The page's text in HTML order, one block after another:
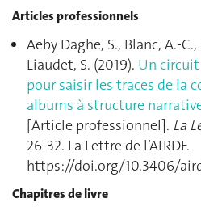
Articles professionnels
Aeby Daghe, S., Blanc, A.-
Liaudet, S. (2019). Un
pour saisir les traces de la
albums à structure
[Article professionnel]. La
26‑32. La Lettre de l’AIRDF.
https://doi.org/10.3406/
Chapitres de livre